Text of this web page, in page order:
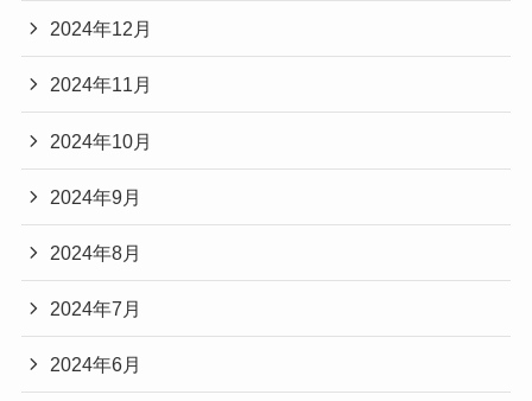
2024年12月
2024年11月
2024年10月
2024年9月
2024年8月
2024年7月
2024年6月